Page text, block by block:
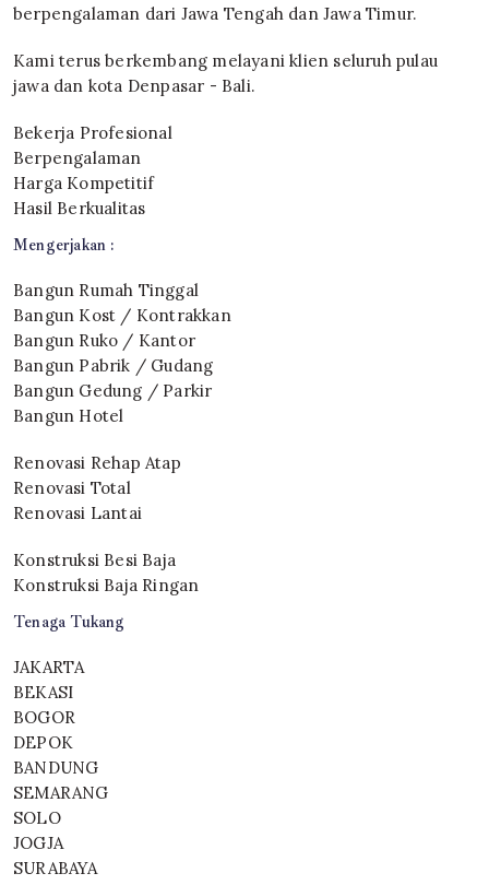
berpengalaman dari Jawa Tengah dan Jawa Timur.
Kami terus berkembang melayani klien seluruh pulau
jawa dan kota Denpasar - Bali.
Bekerja Profesional
Berpengalaman
Harga Kompetitif
Hasil Berkualitas
Mengerjakan :
Bangun Rumah Tinggal
Bangun Kost / Kontrakkan
Bangun Ruko / Kantor
Bangun Pabrik / Gudang
Bangun Gedung / Parkir
Bangun Hotel
Renovasi Rehap Atap
Renovasi Total
Renovasi Lantai
Konstruksi Besi Baja
Konstruksi Baja Ringan
Tenaga Tukang
JAKARTA
BEKASI
BOGOR
DEPOK
BANDUNG
SEMARANG
SOLO
JOGJA
SURABAYA